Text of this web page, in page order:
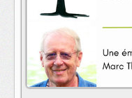
pour transformer les
complémentaires et
Retrouver le texte et
émission sur mon
modifié !) C’est
semee.com/